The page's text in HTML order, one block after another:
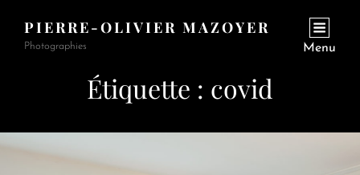
PIERRE-OLIVIER MAZOYER
Photographies Menu
Étiquette : covid